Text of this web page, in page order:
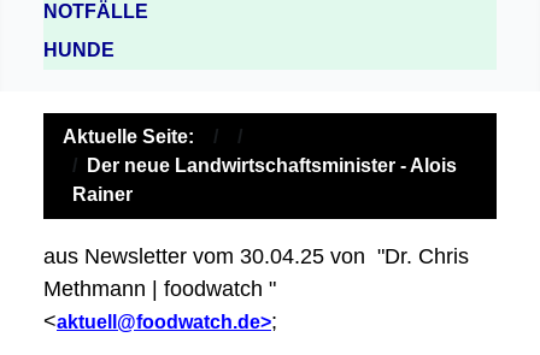
NOTFÄLLE
HUNDE
Aktuelle Seite:
Der neue Landwirtschaftsminister - Alois
Rainer
aus Newsletter vom 30.04.25 von "Dr. Chris
Methmann | foodwatch "
<aktuell@foodwatch.de>;